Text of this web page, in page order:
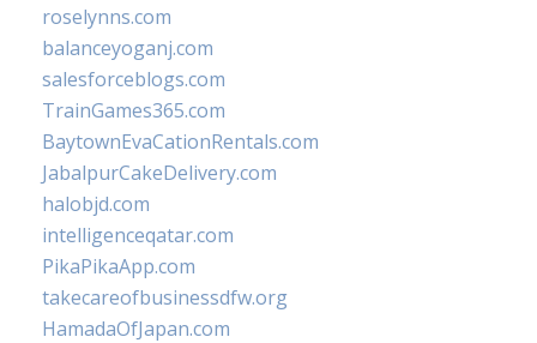
roselynns.com
balanceyoganj.com
salesforceblogs.com
TrainGames365.com
BaytownEvaCationRentals.com
JabalpurCakeDelivery.com
halobjd.com
intelligenceqatar.com
PikaPikaApp.com
takecareofbusinessdfw.org
HamadaOfJapan.com